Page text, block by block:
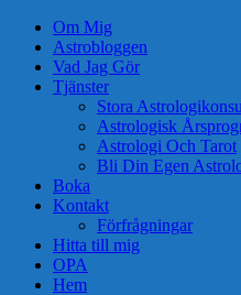
Om Mig
Astrobloggen
Vad Jag Gör
Tjänster
Stora
Astrologisk
Astrologi Och Tarot
Bli Din Egen
Boka
Kontakt
Förfrågningar
Hitta till mig
OPA
Hem